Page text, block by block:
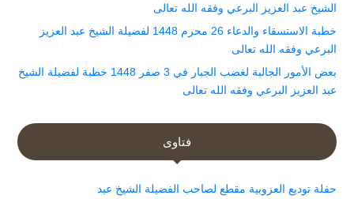
الشيخ عبد العزيز البرعي وفقه الله تعالى
خطبة الاستسقاء والدعاء 26 محرم 1448 لفضيلة الشيخ عبد العزيز
البرعي وفقه الله تعالى
بعض الأمور الجالبة لغضب الجبار في 3 صفر 1448 خطبة لفضيلة الشيخ
عبد العزيز البرعي وفقه الله تعالى
فتاوى
حفلة توديع العزوبية مقطع لصاحب الفضيلة الشيخ عبد